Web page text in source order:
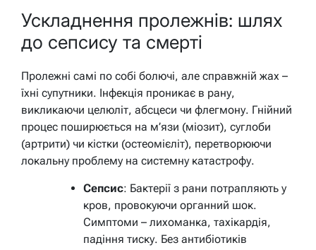
Ускладнення пролежнів: шлях
до сепсису та смерті
Пролежні самі по собі болючі, але справжній жах –
їхні супутники. Інфекція проникає в рану,
викликаючи целюліт, абсцеси чи флегмону. Гнійний
процес поширюється на м’язи (міозит), суглоби
(артрити) чи кістки (остеомієліт), перетворюючи
локальну проблему на системну катастрофу.
Сепсис: Бактерії з рани потрапляють у
кров, провокуючи органний шок.
Симптоми – лихоманка, тахікардія,
падіння тиску. Без антибіотиків